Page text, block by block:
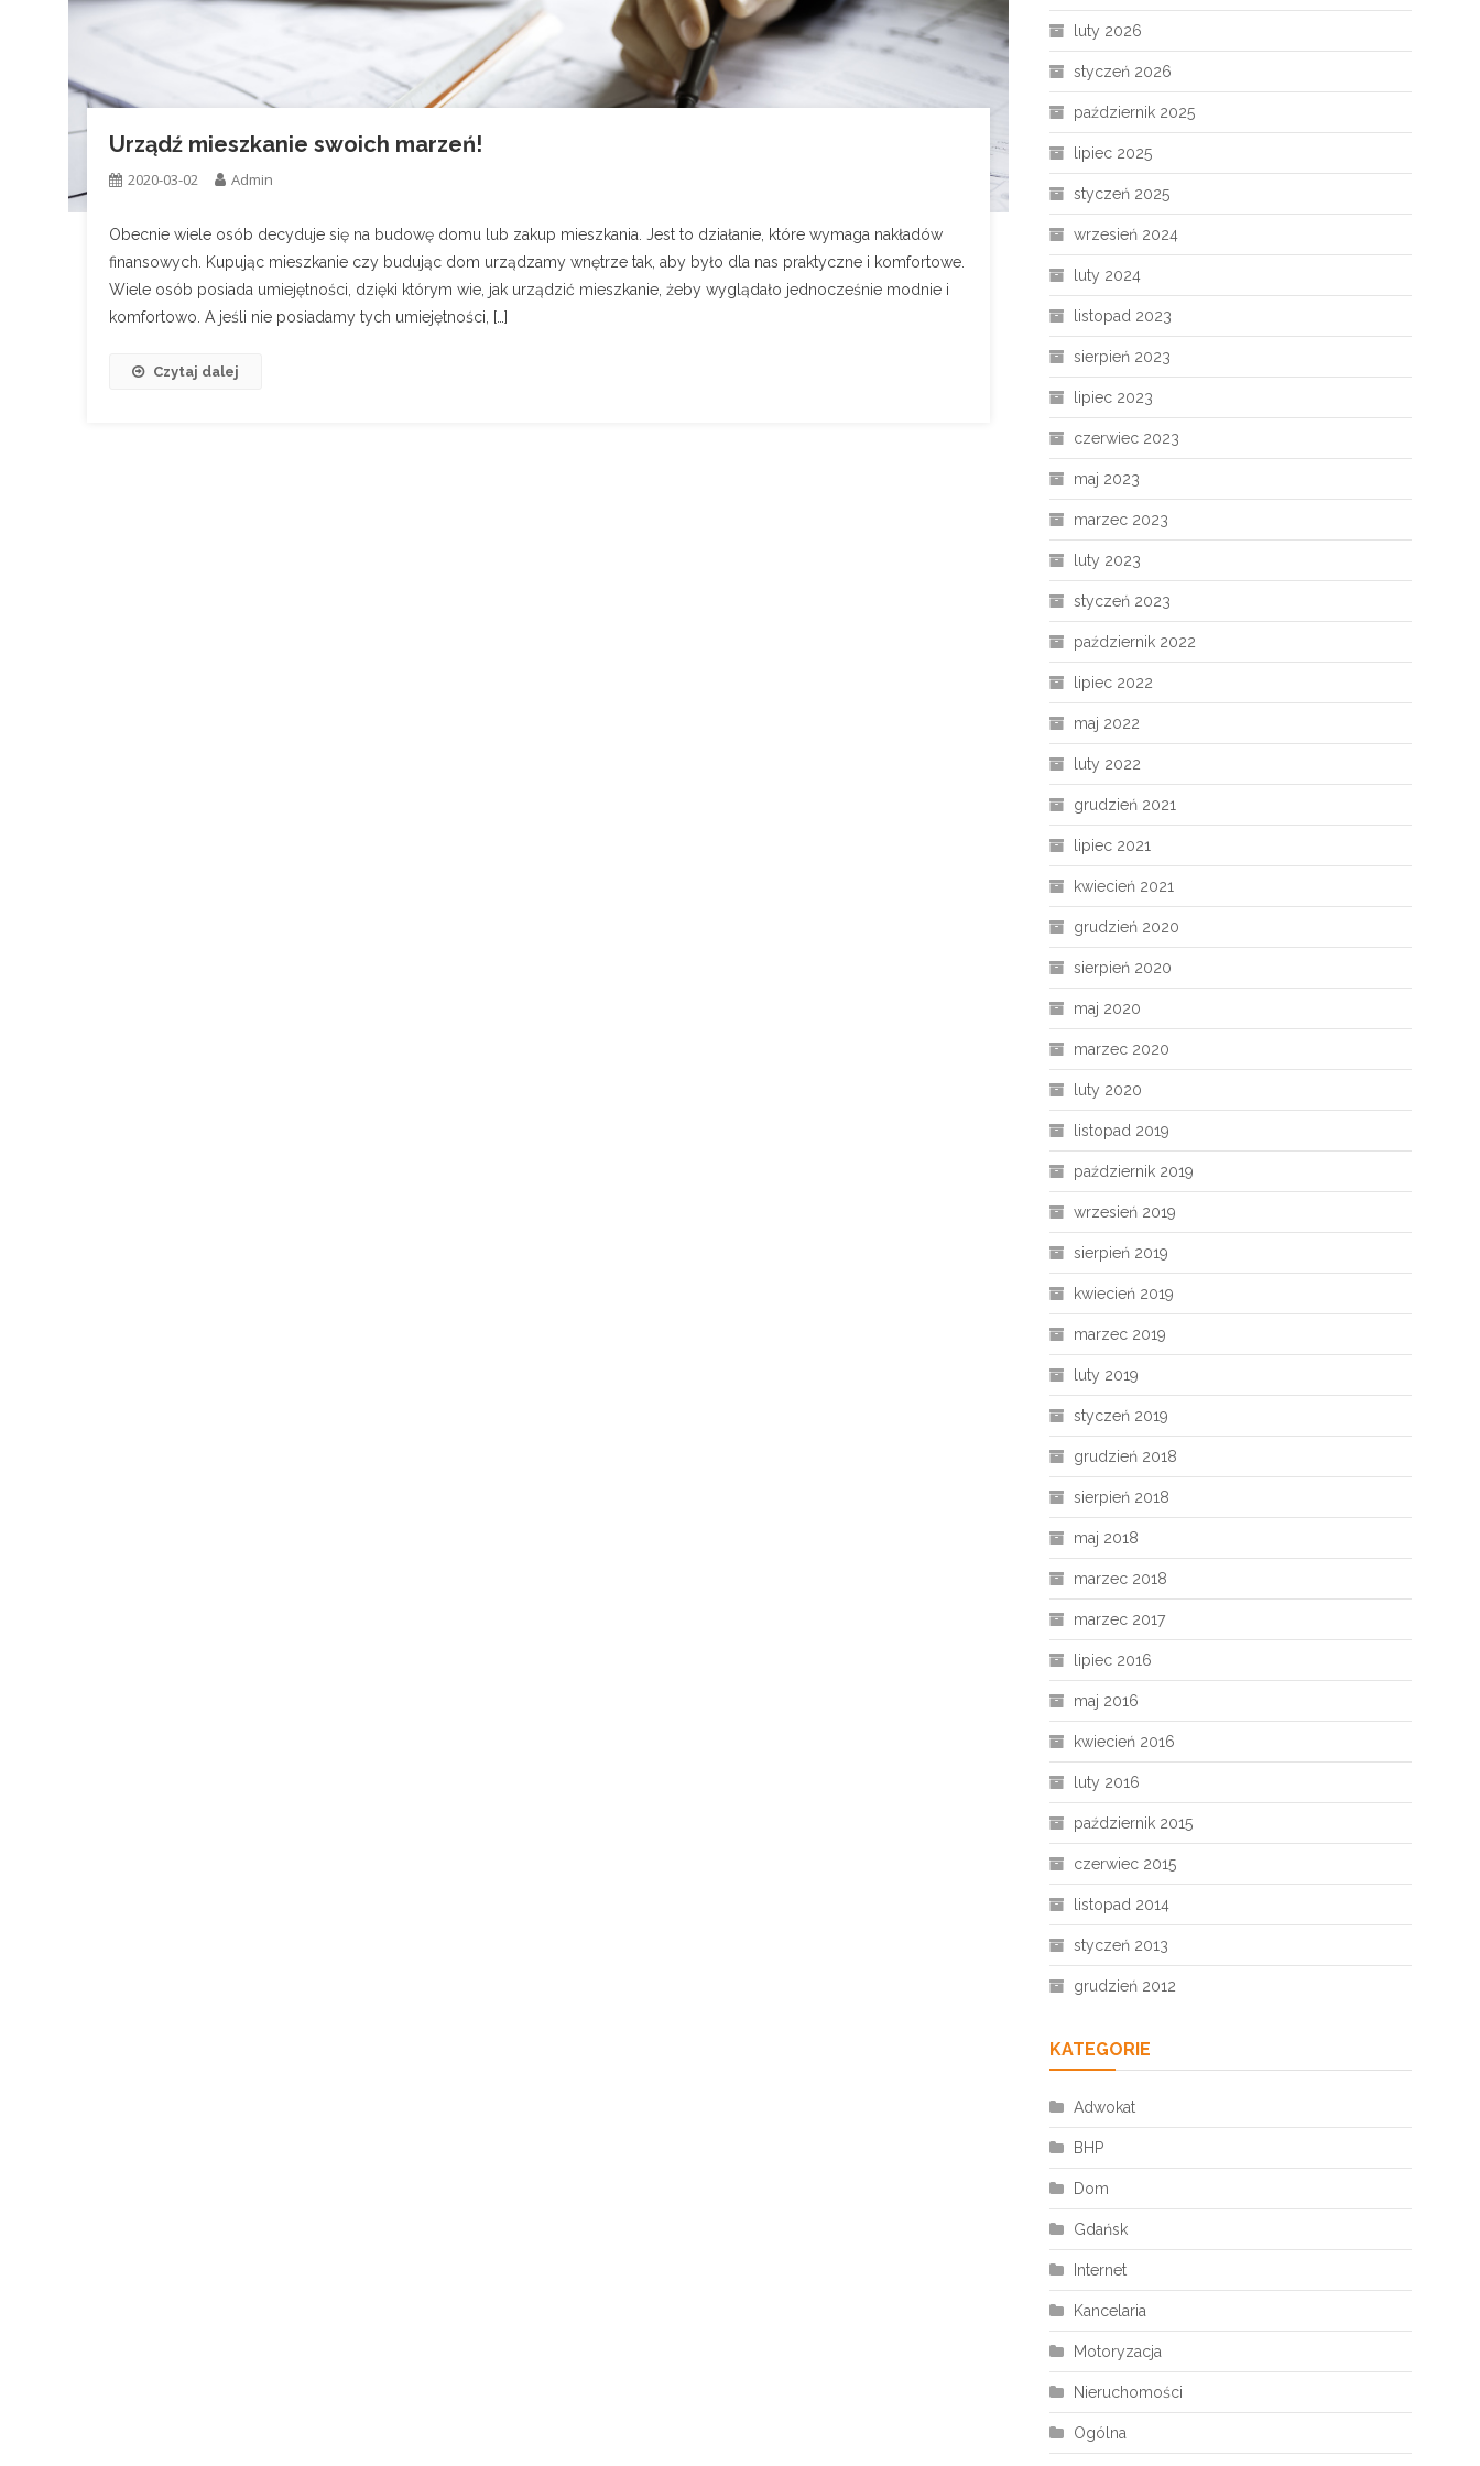
Urządź mieszkanie swoich marzeń!
2020-03-02 Admin
Obecnie wiele osób decyduje się na budowę domu lub zakup mieszkania. Jest to działanie, które wymaga nakładów
finansowych. Kupując mieszkanie czy budując dom urządzamy wnętrze tak, aby było dla nas praktyczne i komfortowe.
Wiele osób posiada umiejętności, dzięki którym wie, jak urządzić mieszkanie, żeby wyglądało jednocześnie modnie i
komfortowo. A jeśli nie posiadamy tych umiejętności, […]
Czytaj dalej
luty 2026
styczeń 2026
październik 2025
lipiec 2025
styczeń 2025
wrzesień 2024
luty 2024
listopad 2023
sierpień 2023
lipiec 2023
czerwiec 2023
maj 2023
marzec 2023
luty 2023
styczeń 2023
październik 2022
lipiec 2022
maj 2022
luty 2022
grudzień 2021
lipiec 2021
kwiecień 2021
grudzień 2020
sierpień 2020
maj 2020
marzec 2020
luty 2020
listopad 2019
październik 2019
wrzesień 2019
sierpień 2019
kwiecień 2019
marzec 2019
luty 2019
styczeń 2019
grudzień 2018
sierpień 2018
maj 2018
marzec 2018
marzec 2017
lipiec 2016
maj 2016
kwiecień 2016
luty 2016
październik 2015
czerwiec 2015
listopad 2014
styczeń 2013
grudzień 2012
KATEGORIE
Adwokat
BHP
Dom
Gdańsk
Internet
Kancelaria
Motoryzacja
Nieruchomości
Ogólna